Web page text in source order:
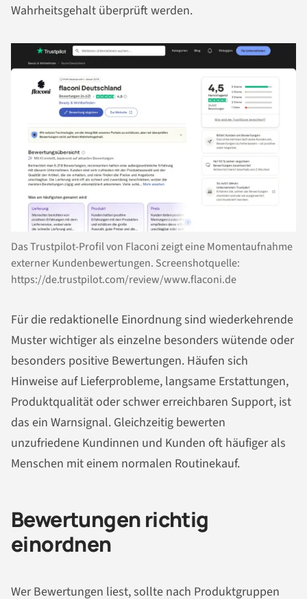
Wahrheitsgehalt überprüft werden.
Das Trustpilot-Profil von Flaconi zeigt eine Momentaufnahme
externer Kundenbewertungen. Screenshotquelle:
https://de.trustpilot.com/review/www.flaconi.de
Für die redaktionelle Einordnung sind wiederkehrende
Muster wichtiger als einzelne besonders wütende oder
besonders positive Bewertungen. Häufen sich
Hinweise auf Lieferprobleme, langsame Erstattungen,
Produktqualität oder schwer erreichbaren Support, ist
das ein Warnsignal. Gleichzeitig bewerten
unzufriedene Kundinnen und Kunden oft häufiger als
Menschen mit einem normalen Routinekauf.
Bewertungen richtig
einordnen
Wer Bewertungen liest, sollte nach Produktgruppen